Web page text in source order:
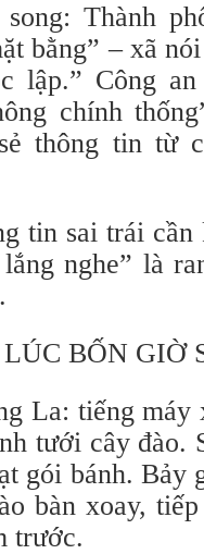
Thành
bằng” – xã
lập.” Công
chính
thông tin từ
tin sai trái cần
nghe” là
BỐN GIỜ
La: tiếng máy
tưới cây đào.
gói bánh. Bảy
bàn xoay,
trước.